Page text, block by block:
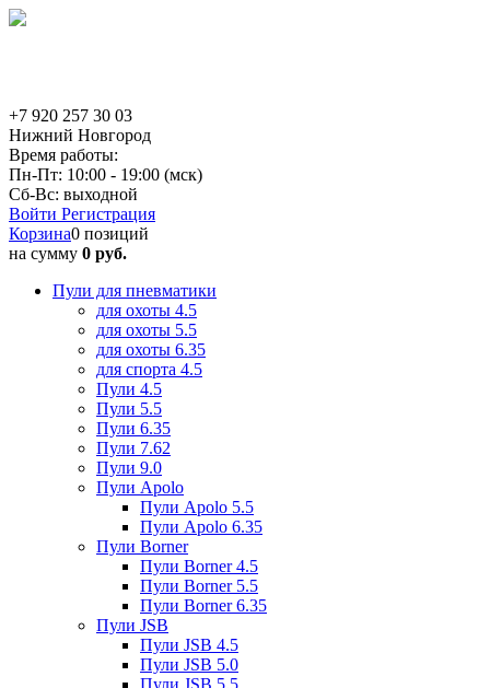
+7 920 257 30 03
Нижний Новгород
Время работы:
Пн-Пт: 10:00 - 19:00 (мск)
Сб-Вс: выходной
Войти Регистрация
Корзина0 позиций
на сумму 0 руб.
Пули для пневматики
для охоты 4.5
для охоты 5.5
для охоты 6.35
для спорта 4.5
Пули 4.5
Пули 5.5
Пули 6.35
Пули 7.62
Пули 9.0
Пули Apolo
Пули Apolo 5.5
Пули Apolo 6.35
Пули Borner
Пули Borner 4.5
Пули Borner 5.5
Пули Borner 6.35
Пули JSB
Пули JSB 4.5
Пули JSB 5.0
Пули JSB 5.5